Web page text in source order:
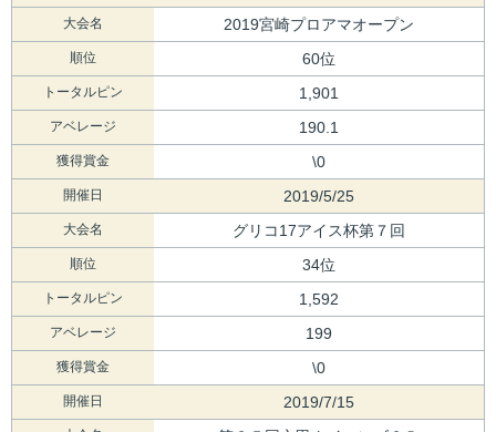
大会名 2019宮崎プロアマオープン
順位 60位
トータルピン 1,901
アベレージ 190.1
獲得賞金 \0
開催日 2019/5/25
大会名 グリコ17アイス杯第７回
順位 34位
トータルピン 1,592
アベレージ 199
獲得賞金 \0
開催日 2019/7/15